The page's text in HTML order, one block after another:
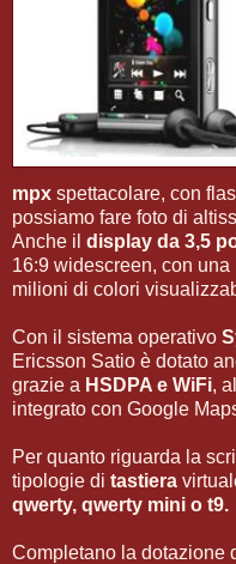
mpx spettacolare, con
possiamo fare foto di
Anche il display da 3,5
16:9 widescreen, con
milioni di colori
Con il sistema operativo
Ericsson Satio è dotato
grazie a HSDPA e WiFi,
integrato con Google
Per quanto riguarda la
tipologie di tastiera
qwerty, qwerty mini o t9.
Completano la dotazione